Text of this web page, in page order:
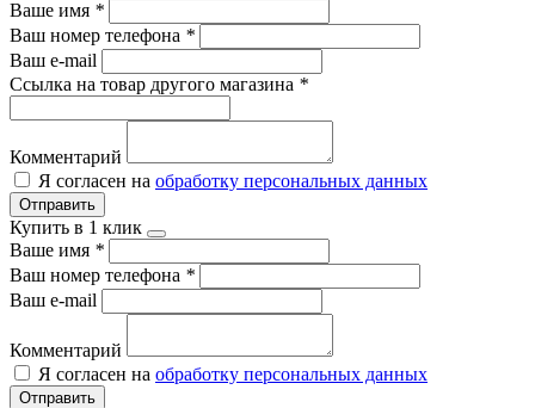
Ваше имя *
Ваш номер телефона *
Ваш e-mail
Ссылка на товар другого магазина *
Комментарий
Я согласен на обработку персональных данных
Отправить
Купить в 1 клик
Ваше имя *
Ваш номер телефона *
Ваш e-mail
Комментарий
Я согласен на обработку персональных данных
Отправить